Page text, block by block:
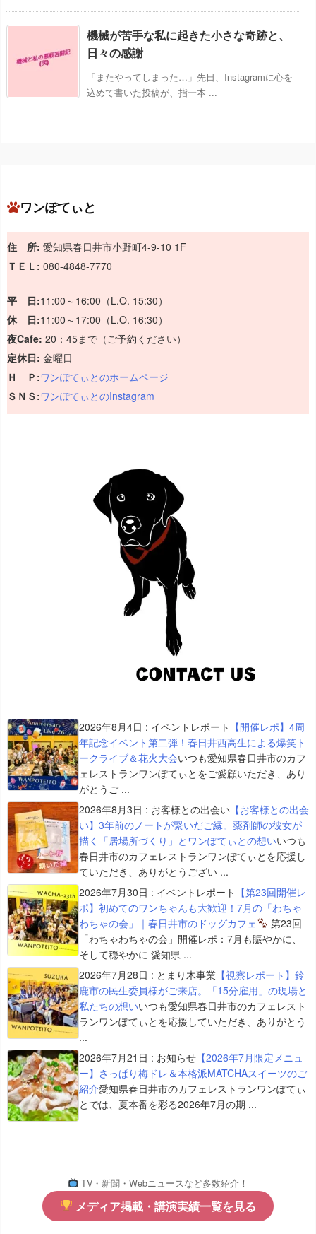
機械が苦手な私に起きた小さな奇跡と、
日々の感謝
「またやってしまった…」先日、Instagramに心を
込めて書いた投稿が、指一本 ...
ワンぽてぃと
住 所: 愛知県春日井市小野町4-9-10 1F
ＴＥＬ: 080-4848-7770
平 日:11:00～16:00（L.O. 15:30）
休 日:11:00～17:00（L.O. 16:30）
夜Cafe: 20：45まで（ご予約ください）
定休日: 金曜日
Ｈ Ｐ:ワンぽてぃとのホームページ
ＳＮＳ:ワンぽてぃとのInstagram
2026年8月4日 : イベントレポート 【開催レポ】4周
年記念イベント第二弾！春日井西高生による爆笑ト
ークライブ＆花火大会いつも愛知県春日井市のカフ
ェレストランワンぽてぃとをご愛顧いただき、あり
がとうご ...
2026年8月3日 : お客様との出会い 【お客様との出会
い】3年前のノートが繋いだご縁。薬剤師の彼女が
描く「居場所づくり」とワンぽてぃとの想いいつも
春日井市のカフェレストランワンぽてぃとを応援し
ていただき、ありがとうござい ...
2026年7月30日 : イベントレポート 【第23回開催レ
ポ】初めてのワンちゃんも大歓迎！7月の「わちゃ
わちゃの会」｜春日井市のドッグカフェ
第23回
「わちゃわちゃの会」開催レポ：7月も賑やかに、
そして穏やかに 愛知県 ...
2026年7月28日 : とまり木事業 【視察レポート】鈴
鹿市の民生委員様がご来店。「15分雇用」の現場と
私たちの想いいつも愛知県春日井市のカフェレスト
ランワンぽてぃとを応援していただき、ありがとう
...
2026年7月21日 : お知らせ 【2026年7月限定メニュ
ー】さっぱり梅ドレ＆本格派MATCHAスイーツのご
紹介愛知県春日井市のカフェレストランワンぽてぃ
とでは、夏本番を彩る2026年7月の期 ...
TV・新聞・Webニュースなど多数紹介！
メディア掲載・講演実績一覧を見る